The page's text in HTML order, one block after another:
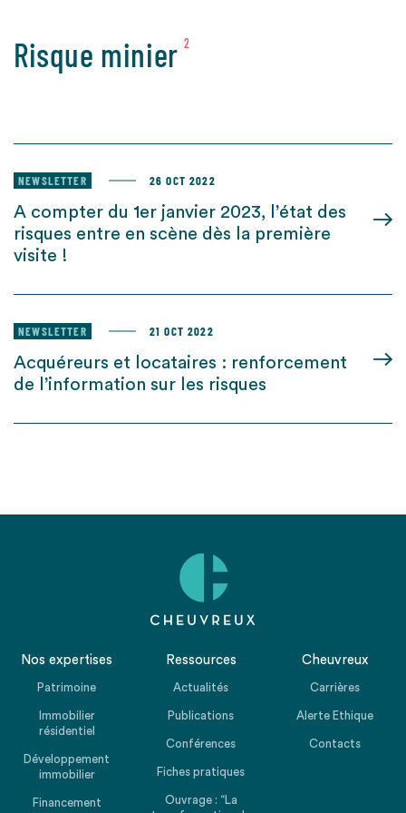
Risque minier 2
NEWSLETTER 26 OCT 2022
A compter du 1er janvier 2023, l’état des
risques entre en scène dès la première
visite !
NEWSLETTER 21 OCT 2022
Acquéreurs et locataires : renforcement
de l’information sur les risques
Nos expertises
Patrimoine
Immobilier
résidentiel
Développement
immobilier
Financement
Ressources
Actualités
Publications
Conférences
Fiches pratiques
Ouvrage : “La
Cheuvreux
Carrières
Alerte Ethique
Contacts